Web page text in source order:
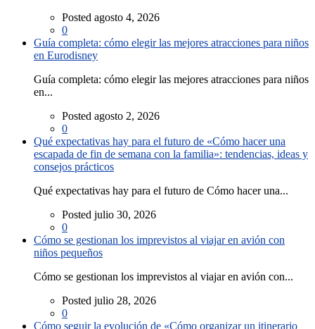
Posted agosto 4, 2026
0
Guía completa: cómo elegir las mejores atracciones para niños
en Eurodisney
Guía completa: cómo elegir las mejores atracciones para niños
en...
Posted agosto 2, 2026
0
Qué expectativas hay para el futuro de «Cómo hacer una
escapada de fin de semana con la familia»: tendencias, ideas y
consejos prácticos
Qué expectativas hay para el futuro de Cómo hacer una...
Posted julio 30, 2026
0
Cómo se gestionan los imprevistos al viajar en avión con
niños pequeños
Cómo se gestionan los imprevistos al viajar en avión con...
Posted julio 28, 2026
0
Cómo seguir la evolución de «Cómo organizar un itinerario